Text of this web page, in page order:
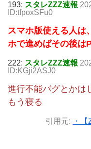
193: スタレZZZ速報
ID:tfpoxSFu0
スマホ版使える人は
ホで進めばその後は
222: スタレZZZ速報
ID:KGji2ASJ0
進行不能バグとかは
もう寝る
引用元: ・